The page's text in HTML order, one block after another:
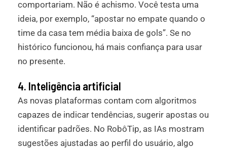
comportariam. Não é achismo. Você testa uma
ideia, por exemplo, “apostar no empate quando o
time da casa tem média baixa de gols”. Se no
histórico funcionou, há mais confiança para usar
no presente.
4. Inteligência artificial
As novas plataformas contam com algoritmos
capazes de indicar tendências, sugerir apostas ou
identificar padrões. No RobôTip, as IAs mostram
sugestões ajustadas ao perfil do usuário, algo